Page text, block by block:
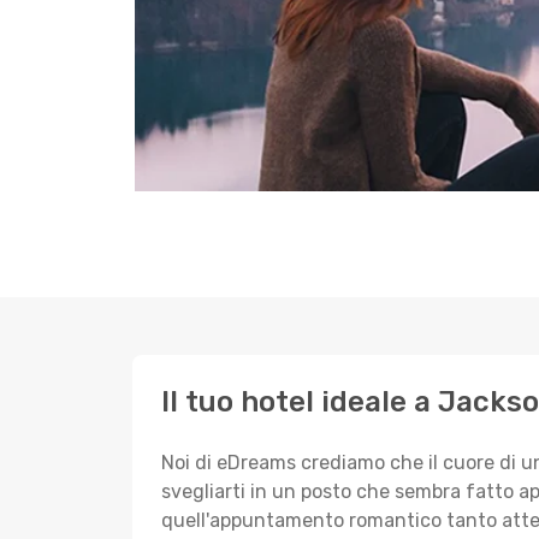
Il tuo hotel ideale a
Noi di eDreams crediamo che il cuore di
svegliarti in un posto che sembra fatto
quell'appuntamento romantico tanto